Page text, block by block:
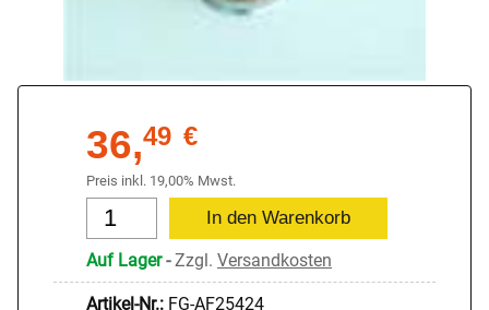
36,49 €
Preis inkl. 19,00% Mwst.
Auf Lager-Zzgl. Versandkosten
Artikel-Nr.: FG-AF25424